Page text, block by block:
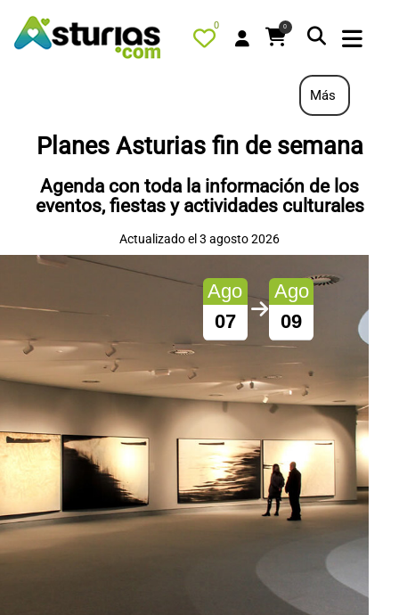
0 0
QUÉ HACER
RESTAURANTES
TURISMO ACTIVO
TIENDA
AGENDA
OFERTAS
CONTACTO
Más
Planes Asturias fin de semana
Agenda con toda la información de los
eventos, fiestas y actividades culturales
Actualizado el 3 agosto 2026
Ago
07
Ago
09